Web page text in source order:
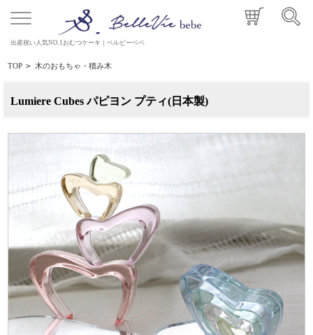
出産祝い人気NO.1おむつケーキ｜ベルビーベベ
TOP > 木のおもちゃ・積み木
Lumiere Cubes パピヨン プティ(日本製)